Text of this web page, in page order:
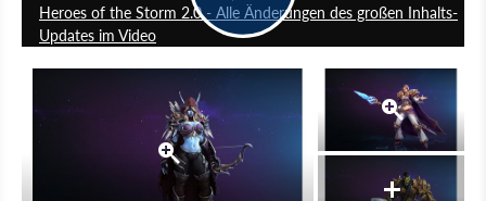
Heroes of the Storm 2.0 - Alle Änderungen des großen Inhalts-
Updates im Video